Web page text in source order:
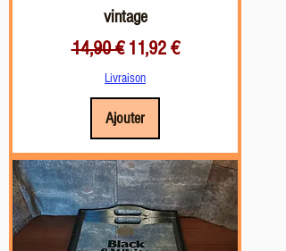
vintage
Prix original
14,90 € Prix promotionnel
11,92 €
Livraison
Ajouter